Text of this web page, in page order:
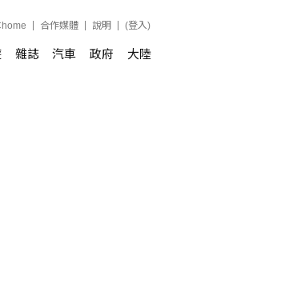
合作媒體 說明 (登入)
雜誌 汽車 政府 大陸